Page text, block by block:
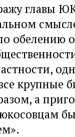
главы
обелению
крупные
а